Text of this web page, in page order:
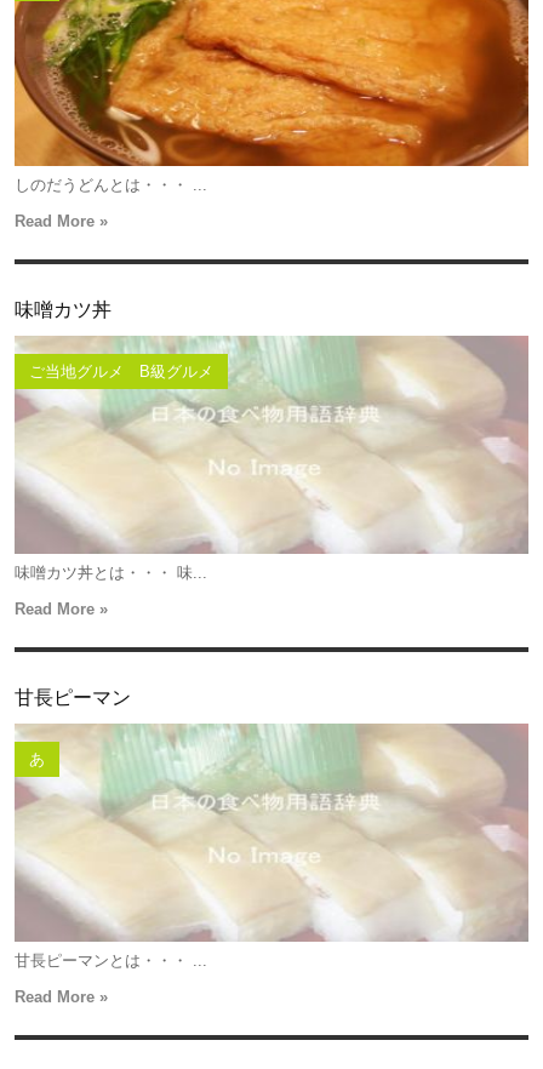
しのだうどんとは・・・ ...
Read More »
味噌カツ丼
ご当地グルメ B級グルメ
味噌カツ丼とは・・・ 味...
Read More »
甘長ピーマン
あ
甘長ピーマンとは・・・ ...
Read More »